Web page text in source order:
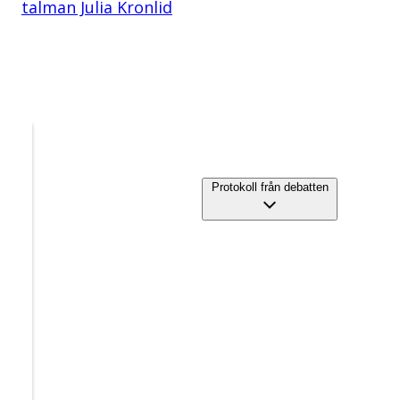
talman Julia Kronlid
Protokoll från debatten